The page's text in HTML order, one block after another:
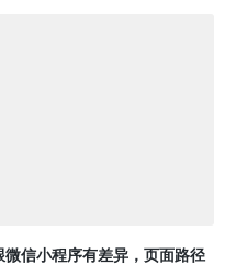
微信小程序有差异，页面路径